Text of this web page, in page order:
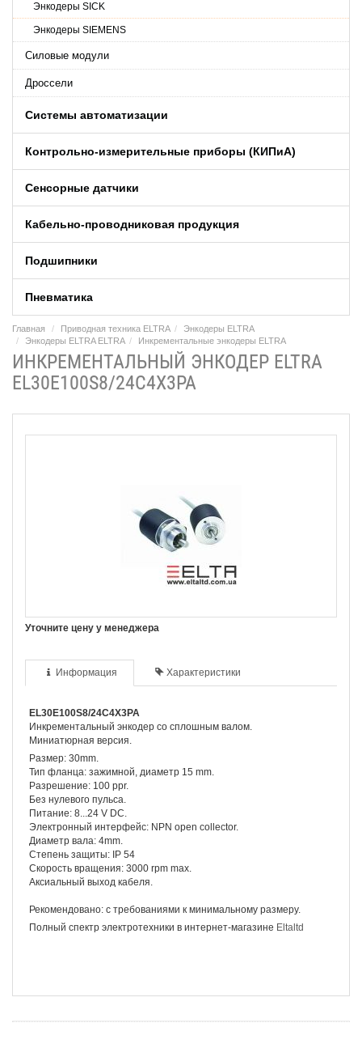
Энкодеры SICK
Энкодеры SIEMENS
Силовые модули
Дроссели
Системы автоматизации
Контрольно-измерительные приборы (КИПиA)
Сенсорные датчики
Кабельно-проводниковая продукция
Подшипники
Пневматика
Главная Приводная техника ELTRA
Энкодеры ELTRA
Энкодеры ELTRA ELTRA
Инкрементальные энкодеры ELTRA
ИНКРЕМЕНТАЛЬНЫЙ ЭНКОДЕР ELTRA
EL30E100S8/24C4X3PA
Уточните цену у менеджера
Информация Характеристики
EL30E100S8/24C4X3PA
Инкрементальный энкодер со сплошным валом.
Миниатюрная версия.
Размер: 30mm.
Тип фланца: зажимной, диаметр 15 mm.
Разрешение: 100 ppr.
Без нулевого пульса.
Питание: 8...24 V DC.
Электронный интерфейс: NPN open collector.
Диаметр вала: 4mm.
Степень защиты: IP 54
Скорость вращения: 3000 rpm max.
Аксиальный выход кабеля.
Рекомендовано: с требованиями к минимальному размеру.
Полный спектр электротехники в интернет-магазине Eltaltd